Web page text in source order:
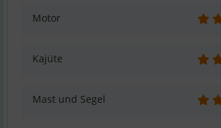
Motor
Kajüte
Mast und Segel